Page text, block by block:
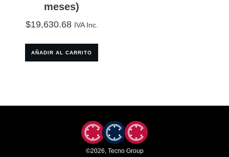
meses)
$19,630.68 IVA Inc.
AÑADIR AL CARRITO
©2026, Tecno Group